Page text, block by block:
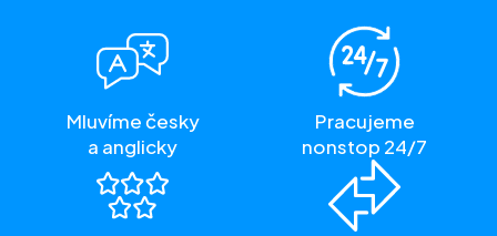
Mluvíme česky
a anglicky
Pracujeme
nonstop 24/7